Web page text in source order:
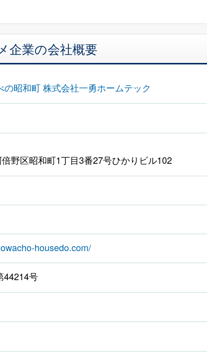
企業の会社概要
の昭和町 株式会社一勇ホームテック
野区昭和町1丁目3番27号ひかりビル102
housedo.com/
44214号